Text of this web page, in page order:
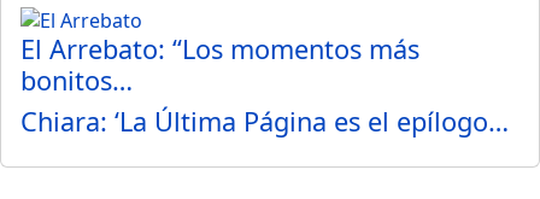
El Arrebato: “Los momentos más
bonitos…
Chiara: ‘La Última Página es el epílogo…